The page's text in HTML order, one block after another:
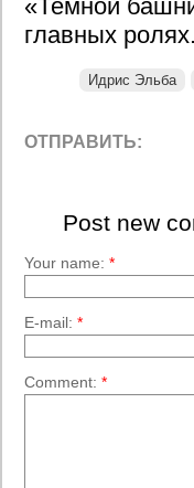
«Темной
главных ролях.
Идрис Эльба
ОТПРАВИТЬ:
Post new
Your name: *
E-mail: *
Comment: *